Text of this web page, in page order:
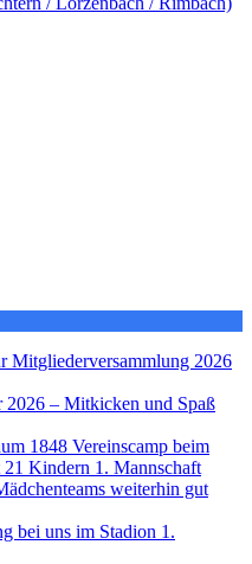
Mitgliederversammlung 2026
2026 – Mitkicken und Spaß
1848 Vereinscamp beim
Kindern 1. Mannschaft
weiterhin gut
bei uns im Stadion 1.